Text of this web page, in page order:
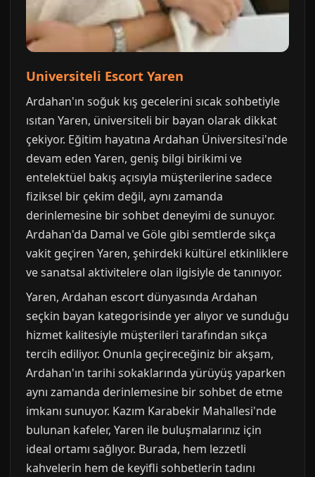
Universiteli Escort Yaren
Ardahan'ın soğuk kış gecelerini sıcak sohbetiyle
ısıtan Yaren, üniversiteli bir bayan olarak dikkat
çekiyor. Eğitim hayatına Ardahan Üniversitesi'nde
devam eden Yaren, geniş bilgi birikimi ve
entelektüel bakış açısıyla müşterilerine sadece
fiziksel bir çekim değil, aynı zamanda
derinlemesine bir sohbet deneyimi de sunuyor.
Ardahan'da Damal ve Göle gibi semtlerde sıkça
vakit geçiren Yaren, şehirdeki kültürel etkinliklere
ve sanatsal aktivitelere olan ilgisiyle de tanınıyor.
Yaren, Ardahan escort dünyasında Ardahan
seçkin bayan kategorisinde yer alıyor ve sunduğu
hizmet kalitesiyle müşterileri tarafından sıkça
tercih ediliyor. Onunla geçireceğiniz bir akşam,
Ardahan'ın tarihi sokaklarında yürüyüş yaparken
aynı zamanda derinlemesine bir sohbet de etme
imkanı sunuyor. Kazım Karabekir Mahallesi'nde
bulunan kafeler, Yaren ile buluşmalarınız için
ideal ortamı sağlıyor. Burada, hem lezzetli
kahvelerin hem de keyifli sohbetlerin tadını